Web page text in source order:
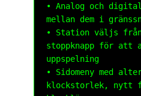
• Analog och
mellan dem i
• Station väljs från
stoppknapp för att
uppspelning
• Sidomeny med
klockstorlek, nytt